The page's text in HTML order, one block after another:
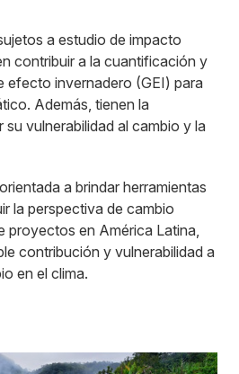
a estudio de impacto
contribuir a la cuantificación y
efecto invernadero (GEI) para
Además, tienen la
vulnerabilidad al cambio y la
a brindar herramientas
la perspectiva de cambio
proyectos en América Latina,
contribución y vulnerabilidad a
en el clima.